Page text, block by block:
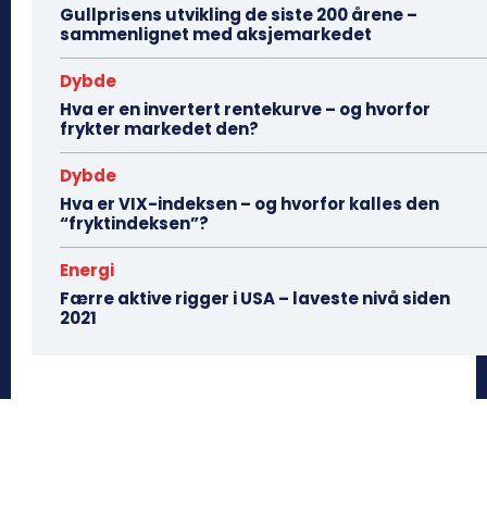
Gullprisens utvikling de siste 200 årene –
sammenlignet med aksjemarkedet
Dybde
Hva er en invertert rentekurve – og hvorfor
frykter markedet den?
Dybde
Hva er VIX-indeksen – og hvorfor kalles den
“fryktindeksen”?
Energi
Færre aktive rigger i USA – laveste nivå siden
2021